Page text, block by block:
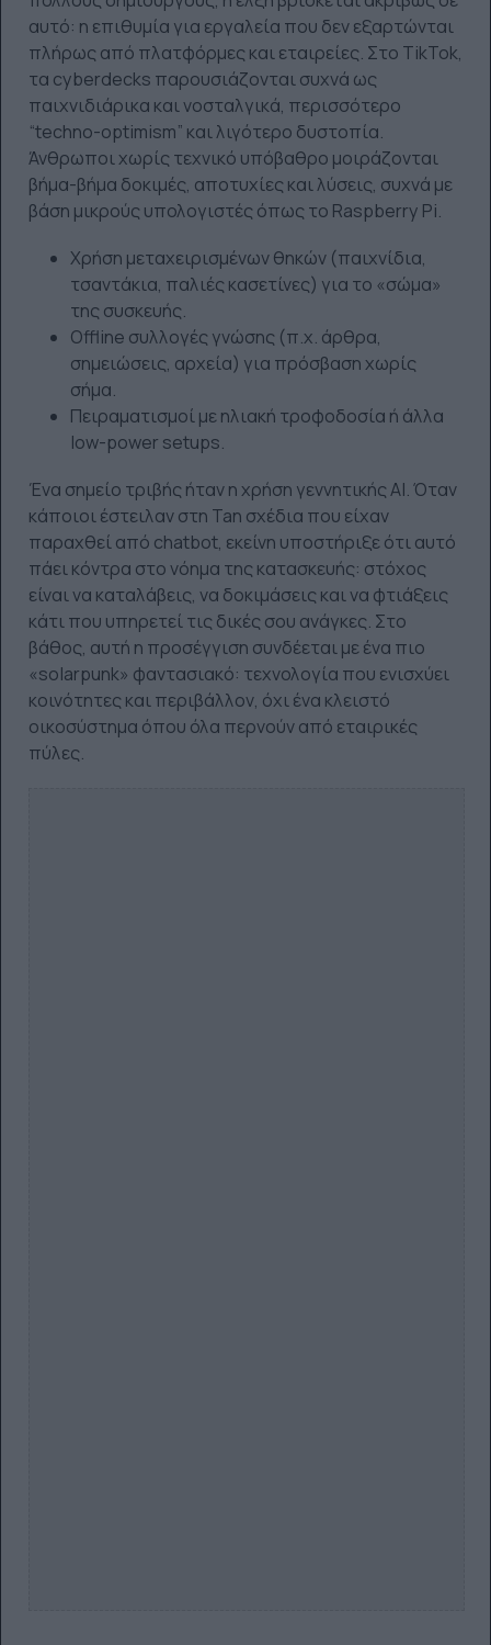
αυτό: η επιθυμία για εργαλεία που δεν εξαρτώνται
πλήρως από πλατφόρμες και εταιρείες. Στο TikTok,
τα cyberdecks παρουσιάζονται συχνά ως
παιχνιδιάρικα και νοσταλγικά, περισσότερο
“techno-optimism” και λιγότερο δυστοπία.
Άνθρωποι χωρίς τεχνικό υπόβαθρο μοιράζονται
βήμα-βήμα δοκιμές, αποτυχίες και λύσεις, συχνά με
βάση μικρούς υπολογιστές όπως το Raspberry Pi.
Χρήση μεταχειρισμένων θηκών (παιχνίδια,
τσαντάκια, παλιές κασετίνες) για το «σώμα»
της συσκευής.
Offline συλλογές γνώσης (π.χ. άρθρα,
σημειώσεις, αρχεία) για πρόσβαση χωρίς
σήμα.
Πειραματισμοί με ηλιακή τροφοδοσία ή άλλα
low-power setups.
Ένα σημείο τριβής ήταν η χρήση γεννητικής AI. Όταν
κάποιοι έστειλαν στη Tan σχέδια που είχαν
παραχθεί από chatbot, εκείνη υποστήριξε ότι αυτό
πάει κόντρα στο νόημα της κατασκευής: στόχος
είναι να καταλάβεις, να δοκιμάσεις και να φτιάξεις
κάτι που υπηρετεί τις δικές σου ανάγκες. Στο
βάθος, αυτή η προσέγγιση συνδέεται με ένα πιο
«solarpunk» φαντασιακό: τεχνολογία που ενισχύει
κοινότητες και περιβάλλον, όχι ένα κλειστό
οικοσύστημα όπου όλα περνούν από εταιρικές
πύλες.